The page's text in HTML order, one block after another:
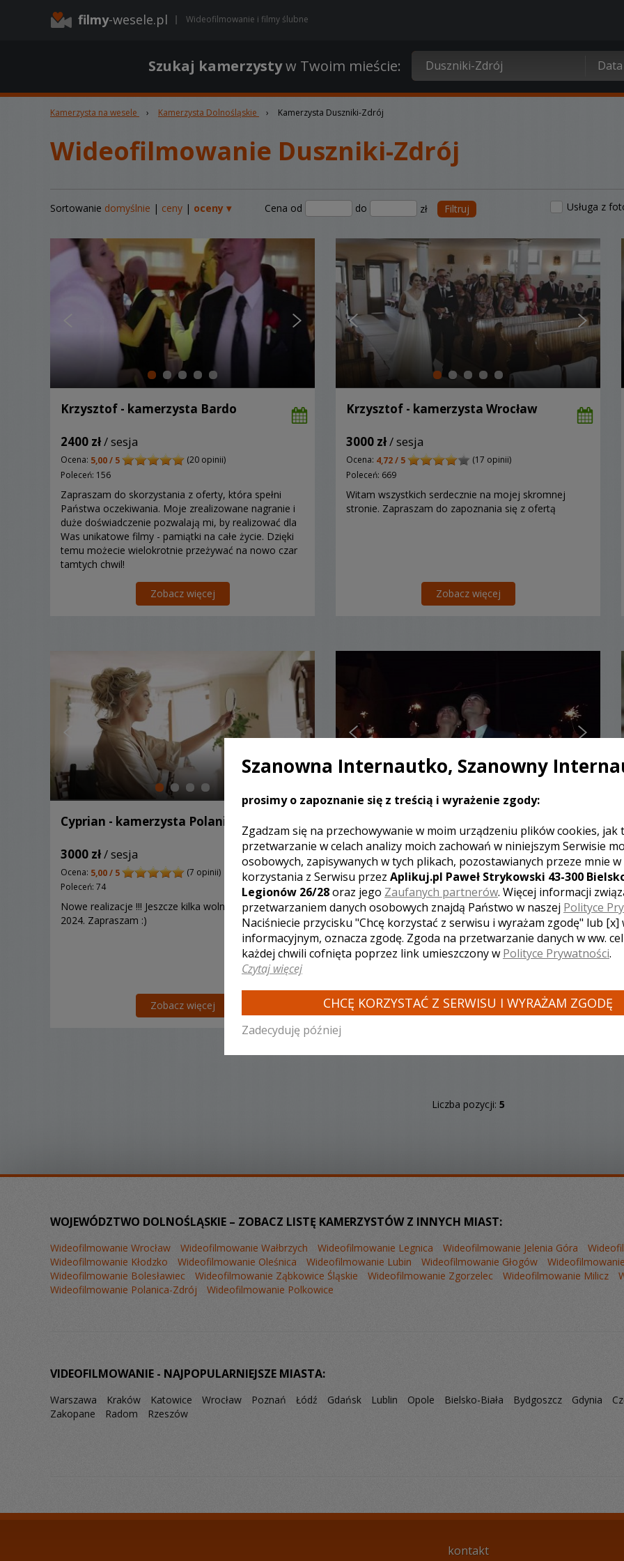
filmy-wesele.pl Wideofilmowanie i filmy ślubne
Szukaj kamerzystyw Twoim mieście:
Kamerzysta na wesele › Kamerzysta Dolnośląskie › Kamerzysta Duszniki-Zdrój
Wideofilmowanie Duszniki-Zdrój
Sortowanie domyślnie | ceny | oceny ▾ Cena od do zł Filtruj Usługa z
Krzysztof - kamerzysta Bardo
2400 zł/ sesja
Ocena: 5,00 / 5
(20 opinii)
Poleceń: 156
Zapraszam do skorzystania z oferty, która spełni
Państwa oczekiwania. Moje zrealizowane nagranie i
duże doświadczenie pozwalają mi, by realizować dla
Was unikatowe filmy - pamiątki na całe życie. Dzięki
temu możecie wielokrotnie przeżywać na nowo czar
tamtych chwil!
Zobacz więcej
Krzysztof - kamerzysta Wrocław
3000 zł/ sesja
Ocena: 4,72 / 5
(17 opinii)
Poleceń: 669
Witam wszystkich serdecznie na mojej skromnej
stronie. Zapraszam do zapoznania się z ofertą
Zobacz więcej
Cyprian - kamerzysta Polanica-Zdrój
3000 zł/ sesja
Ocena: 5,00 / 5
(7 opinii)
Poleceń: 74
Nowe realizacje !!! Jeszcze kilka wolnych terminów na
2024. Zapraszam :)
Zobacz więcej
1900 zł/ sesja
Ocena:5,00 / 5
(2 opinie)
Poleceń: 29
Zapewniamy profesjonalizm w każdej postaci.
Posiadamy wieloletnie doświadczenie oraz wyjątkowy
sposób realizacji usługi. Oferta specjalnie skierowana
dla Młodych Par. Wideofilmowanie i usługi fotografii
ślubno - weselnej z Kłodzka i okolic - Zapraszamy!
Zobacz więcej
Liczba pozycji: 5
WOJEWÓDZTWO DOLNOŚLĄSKIE – ZOBACZ LISTĘ KAMERZYSTÓW Z INNYCH MIAST:
Wideofilmowanie Wrocław Wideofilmowanie Wałbrzych Wideofilmowanie Legnica Wideofilmowanie Jelenia Góra
Wideofilmowanie Kłodzko
Wideofilmowanie Oleśnica Wideofilmowanie Lubin Wideofilmowanie Głogów
Wideofilmowanie Bolesławiec
Wideofilmowanie Ząbkowice Śląskie Wideofilmowanie Zgorzelec Wideofilmowanie Milicz
Wideofilmowanie Polanica-Zdrój
Wideofilmowanie Polkowice
VIDEOFILMOWANIE - NAJPOPULARNIEJSZE MIASTA:
Warszawa Kraków Katowice Wrocław Poznań Łódź Gdańsk Lublin Opole Bielsko-Biała Bydgoszcz Gdynia
Zakopane
Radom Rzeszów
kontakt
Szanowna Internautko, Szanowny
prosimy o zapoznanie się z treścią i wyrażenie zgody:
Zgadzam się na przechowywanie w moim urządzeniu plików cookies, jak
przetwarzanie w celach analizy moich zachowań w niniejszym Serwisie
osobowych, zapisywanych w tych plikach, pozostawianych przeze mnie w
korzystania z Serwisu przez Aplikuj.pl Paweł Strykowski 43-300
Legionów 26/28oraz jego Zaufanych partnerów. Więcej informacji
przetwarzaniem danych osobowych znajdą Państwo w naszej Polityce
Naciśniecie przycisku "Chcę korzystać z serwisu i wyrażam zgodę" lub [x]
informacyjnym, oznacza zgodę. Zgoda na przetwarzanie danych w ww.
każdej chwili cofnięta poprzez link umieszczony w Polityce Prywatności.
Czytaj więcej
CHCĘ KORZYSTAĆ Z SERWISU I WYRAŻAM ZGODĘ
Zadecyduję później